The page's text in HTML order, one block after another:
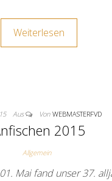
Weiterlesen
Aus Von WEBMASTERFVD
2015
Allgemein
Mai fand unser 37.